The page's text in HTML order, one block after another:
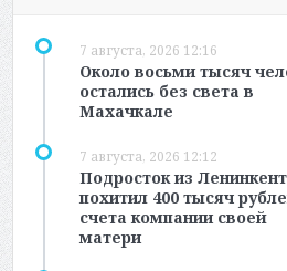
7 августа, 2026 12:16
Около восьми тысяч
остались без света в
Махачкале
7 августа, 2026 12:12
Подросток из
похитил 400 тысяч
счета компании своей
матери